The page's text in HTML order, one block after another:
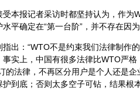
报记者采访时都坚持认为，作为
平确定在“第一台阶”，并不存在因
：“WTO不是约束我们法律制作
事实上，中国有很多法律比WTO严
的法律，不再区分用户是个人还是
护到底；否则太多空子可钻，结果根